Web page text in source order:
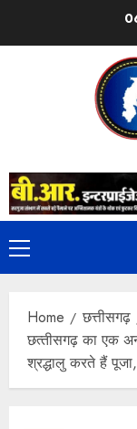
Home
छत्तीसगढ़
छत्‍तीसगढ़ का एक
श्रद्धालु करते हैं